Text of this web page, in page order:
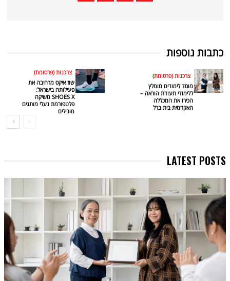
כתבות נוספות
צרכנות (פרסומת)
מוסד לימודים מומלץ
ללימודי תעודת הוראה –
הכירו את המכללה
האקדמית בית ברל
צרכנות (פרסומת)
שוז איקס מרחיבה את
פעילותה בישראל:
SHOES X משיקה
פלטפורמת נעלי מותגים
מובילים
LATEST POSTS